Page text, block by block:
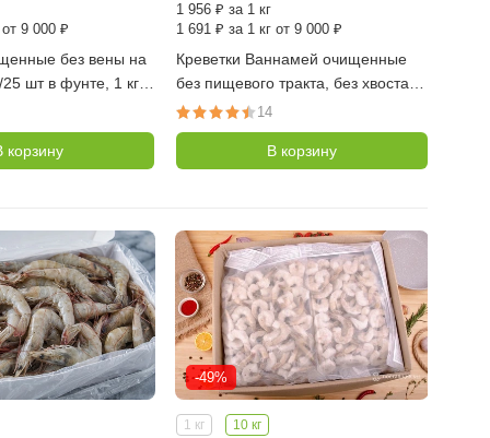
от 9 000 ₽
без вены на
шт в фунте, 1 кг
корзину
1 956 ₽ за 1 кг
1 691 ₽ за 1 кг от 9 000 ₽
Креветки Ваннамей очищенные
без пищевого тракта, без хвоста с/
м 21/25 шт в фунте, 1 кг (Индия)
14
В корзину
-49%
1 кг 10 кг